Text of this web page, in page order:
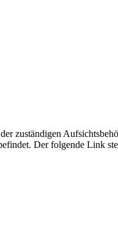
zuständigen
Der folgende Link